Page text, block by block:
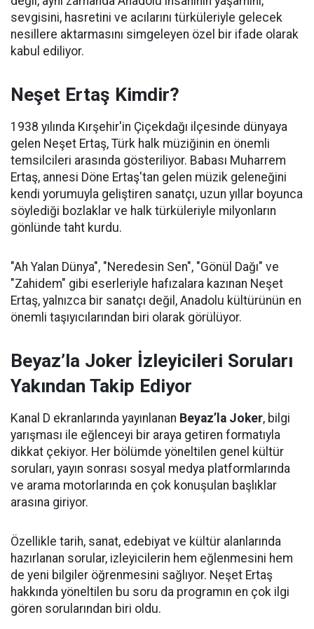
sevgisini, hasretini ve acılarını türküleriyle gelecek
nesillere aktarmasını simgeleyen özel bir ifade olarak
kabul ediliyor.
Neşet Ertaş Kimdir?
1938 yılında Kırşehir'in Çiçekdağı ilçesinde dünyaya
gelen Neşet Ertaş, Türk halk müziğinin en önemli
temsilcileri arasında gösteriliyor. Babası Muharrem
Ertaş, annesi Döne Ertaş'tan gelen müzik geleneğini
kendi yorumuyla geliştiren sanatçı, uzun yıllar boyunca
söylediği bozlaklar ve halk türküleriyle milyonların
gönlünde taht kurdu.
"Ah Yalan Dünya", "Neredesin Sen", "Gönül Dağı" ve
"Zahidem" gibi eserleriyle hafızalara kazınan Neşet
Ertaş, yalnızca bir sanatçı değil, Anadolu kültürünün en
önemli taşıyıcılarından biri olarak görülüyor.
Beyaz’la Joker İzleyicileri Soruları
Yakından Takip Ediyor
Kanal D ekranlarında yayınlanan Beyaz’la Joker, bilgi
yarışması ile eğlenceyi bir araya getiren formatıyla
dikkat çekiyor. Her bölümde yöneltilen genel kültür
soruları, yayın sonrası sosyal medya platformlarında
ve arama motorlarında en çok konuşulan başlıklar
arasına giriyor.
Özellikle tarih, sanat, edebiyat ve kültür alanlarında
hazırlanan sorular, izleyicilerin hem eğlenmesini hem
de yeni bilgiler öğrenmesini sağlıyor. Neşet Ertaş
hakkında yöneltilen bu soru da programın en çok ilgi
gören sorularından biri oldu.